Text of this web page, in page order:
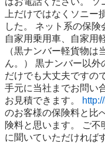
上だけではなくソニー
した。 ネット系の保険
自家用乗用車、自家用
（黒ナンバー軽貨物
ん。） 黒ナンバー以
だけでも大丈夫ですの
手元に当社までお問い
お見積できます。
のお客様の保険料と比
険料と思います。 ご
に聞いていただければ